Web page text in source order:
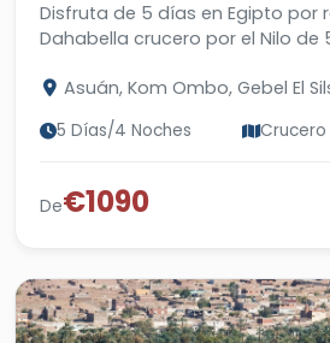
Disfruta de 5 días en Egipto por
Dahabella crucero por el Nilo de
faraónica.
Asuán, Kom Ombo, Gebel El
5 Días/4 Noches Crucero
De€1090